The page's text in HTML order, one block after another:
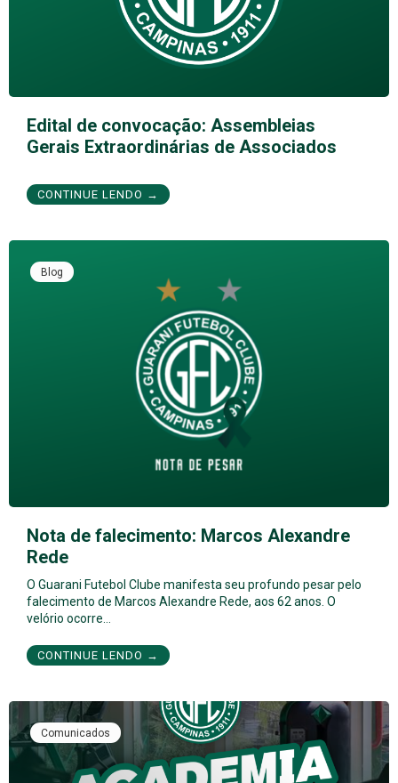
Edital de convocação: Assembleias
Gerais Extraordinárias de Associados
CONTINUE LENDO →
Blog
Nota de falecimento: Marcos Alexandre
Rede
O Guarani Futebol Clube manifesta seu profundo pesar pelo
falecimento de Marcos Alexandre Rede, aos 62 anos. O
velório ocorre…
CONTINUE LENDO →
Comunicados